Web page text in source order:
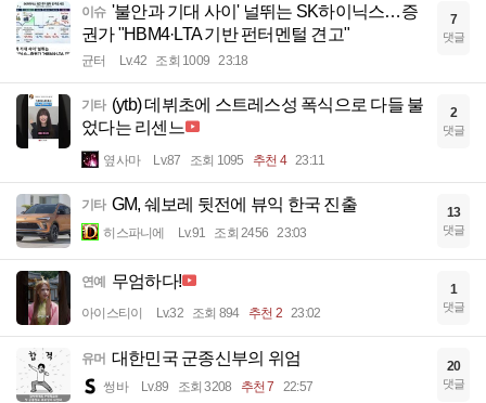
이슈 '불안과 기대 사이' 널뛰는 SK하이닉스…증
권가 "HBM4·LTA 기반 펀터멘털 견고"
균터 Lv.42 조회 1009 23:18
7
댓글
기타 (ytb) 데뷔초에 스트레스성 폭식으로 다들 불
었다는 리센느
옆사마 Lv.87 조회 1095 추천 4 23:11
2
댓글
기타 GM, 쉐보레 뒷전에 뷰익 한국 진출
히스파니에 Lv.91 조회 2456 23:03
13
댓글
연예 무엄하다!
아이스티이 Lv.32 조회 894 추천 2 23:02
1
댓글
유머 대한민국 군종신부의 위엄
썽바 Lv.89 조회 3208 추천 7 22:57
20
댓글